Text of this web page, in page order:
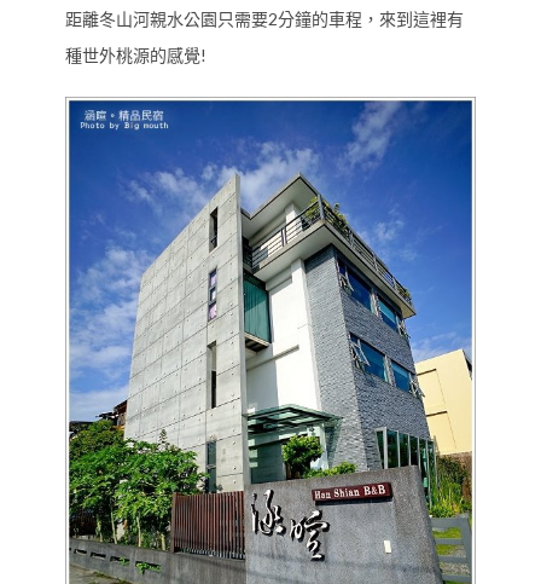
距離冬山河親水公園只需要2分鐘的車程，來到這裡有
種世外桃源的感覺!